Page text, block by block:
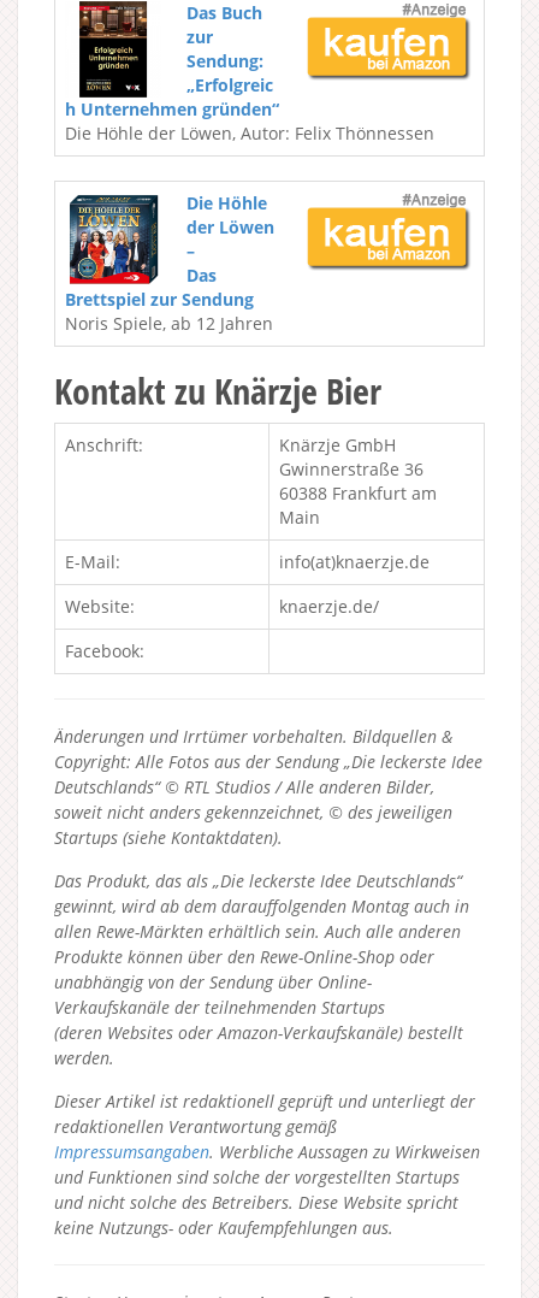
Das Buch
zur
Sendung:
„Erfolgreic
h Unternehmen gründen“
Die Höhle der Löwen, Autor: Felix Thönnessen
Die Höhle
der Löwen
–
Das
Brettspiel zur Sendung
Noris Spiele, ab 12 Jahren
Kontakt zu Knärzje Bier
Anschrift:
Knärzje GmbH
Gwinnerstraße 36
60388 Frankfurt am
Main
E-Mail:
info(at)knaerzje.de
Website:
knaerzje.de/
Facebook:
Änderungen und Irrtümer vorbehalten. Bildquellen &
Copyright: Alle Fotos aus der Sendung „Die leckerste Idee
Deutschlands“ © RTL Studios / Alle anderen Bilder,
soweit nicht anders gekennzeichnet, © des jeweiligen
Startups (siehe Kontaktdaten).
Das Produkt, das als „Die leckerste Idee Deutschlands“
gewinnt, wird ab dem darauffolgenden Montag auch in
allen Rewe-Märkten erhältlich sein. Auch alle anderen
Produkte können über den Rewe-Online-Shop oder
unabhängig von der Sendung über Online-
Verkaufskanäle der teilnehmenden Startups
(deren Websites oder Amazon-Verkaufskanäle) bestellt
werden.
Dieser Artikel ist redaktionell geprüft und unterliegt der
redaktionellen Verantwortung gemäß
Impressumsangaben. Werbliche Aussagen zu Wirkweisen
und Funktionen sind solche der vorgestellten Startups
und nicht solche des Betreibers. Diese Website spricht
keine Nutzungs- oder Kaufempfehlungen aus.